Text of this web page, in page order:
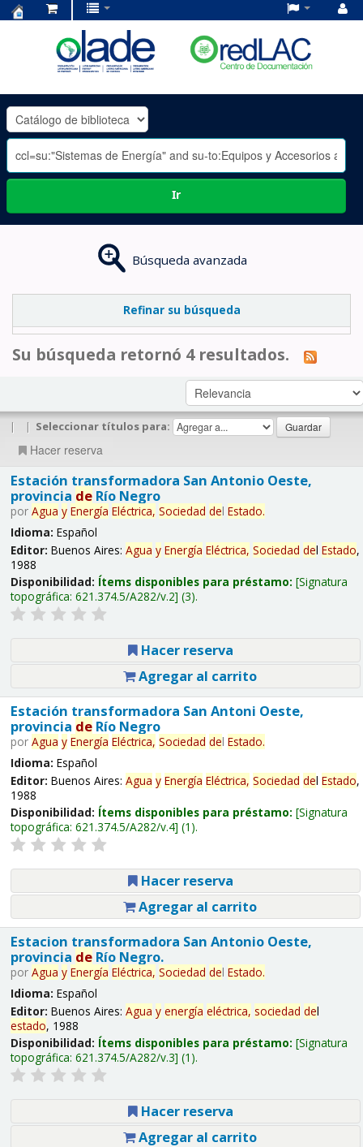
OLADE
-
Ir
Búsqueda avanzada
Refinar su búsqueda
Su búsqueda retornó 4 resultados.
| | Seleccionar títulos para:
Hacer reserva
Estación transformadora San Antonio Oeste,
provincia deRío Negro
por Agua y Energía Eléctrica, Sociedad del Estado.
Idioma: Español
Editor: Buenos Aires: Agua y Energía Eléctrica, Sociedad del Estado,
1988
Disponibilidad: Ítems disponibles para préstamo: Signatura
topográfica: 621.374.5/A282/v.2 (3).
Hacer reserva
Agregar al carrito
Estación transformadora San Antoni Oeste,
provincia deRío Negro
por Agua y Energía Eléctrica, Sociedad del Estado.
Idioma: Español
Editor: Buenos Aires: Agua y Energía Eléctrica, Sociedad del Estado,
1988
Disponibilidad: Ítems disponibles para préstamo: Signatura
topográfica: 621.374.5/A282/v.4 (1).
Hacer reserva
Agregar al carrito
Estacion transformadora San Antonio Oeste,
provincia deRío Negro.
por Agua y Energía Eléctrica, Sociedad del Estado.
Idioma: Español
Editor: Buenos Aires: Agua y energía eléctrica, sociedad del
estado, 1988
Disponibilidad: Ítems disponibles para préstamo: Signatura
topográfica: 621.374.5/A282/v.3 (1).
Hacer reserva
Agregar al carrito